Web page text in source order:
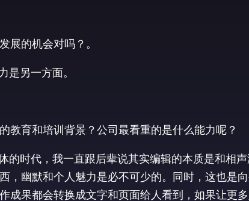
展的机会对吗？。
是另一方面。
教育和培训背景？公司最看重的是什么能力呢？
时代，我一直跟后辈说其实编辑的本质是和相
，幽默和个人魅力是必不可少的。同时，这也是
成果都会转换成文字和页面给人看到，如果让更